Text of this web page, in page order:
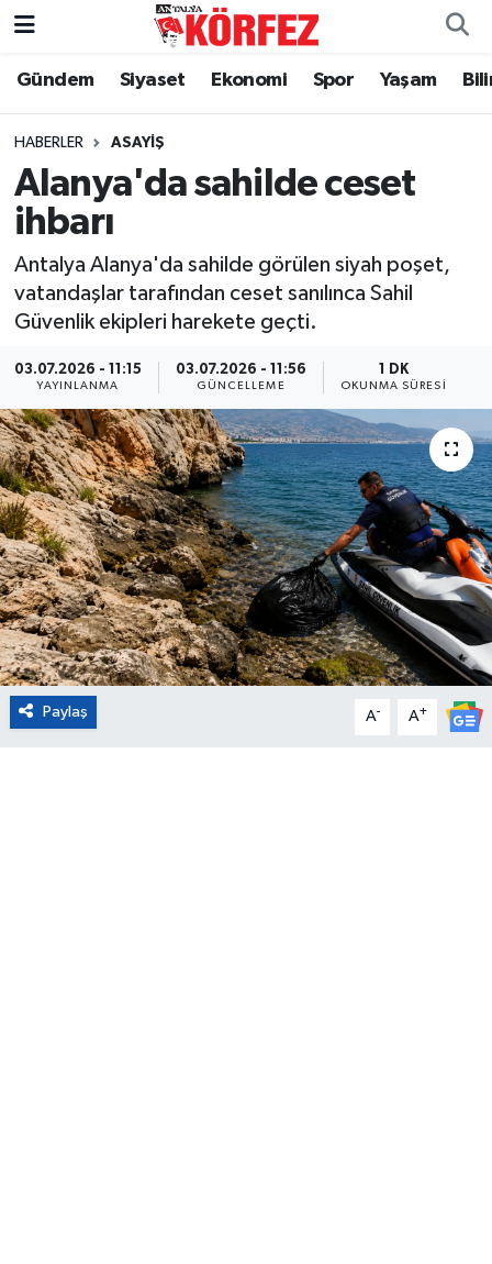
Gündem Siyaset Ekonomi Spor Yaşam
HABERLER ASAYIŞ
Alanya'da sahilde ceset
ihbarı
Antalya Alanya'da sahilde görülen siyah poşet,
vatandaşlar tarafından ceset sanılınca Sahil
Güvenlik ekipleri harekete geçti.
03.07.2026 - 11:15
YAYINLANMA
03.07.2026 - 11:56
GÜNCELLEME
1 DK
OKUNMA SÜRESI
Paylaş A- A+
Gündem
Siyaset
Yerel Yönetim
Spor
Yaşam
Asayiş
Dünya
Eğitim
Sağlık
Magazin
Turizm
Nöbetçi Eczaneler
Hava Durumu
Trafik Durumu
Tüm Manşetler
Son Dakika Haberleri
Haber Arşivi